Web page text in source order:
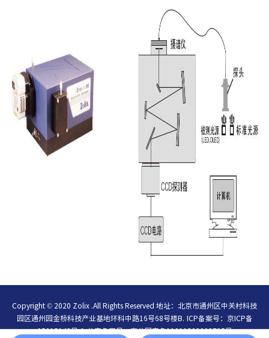
Copyright © 2020 Zolix .All Rights Reserved 地址：北京市通州区中关村科技
园区通州园金桥科技产业基地环科中路16号68号楼B.
ICP备案号： 京ICP备
05015148号-1 公安备案号：京公网安备11011202003795号